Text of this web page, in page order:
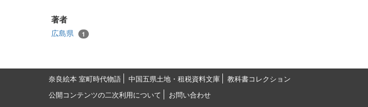
著者
広島県 1
奈良絵本 室町時代物語 中国五県土地・租税資料文庫
教科書コレクション
公開コンテンツの二次利用について
お問い合わせ